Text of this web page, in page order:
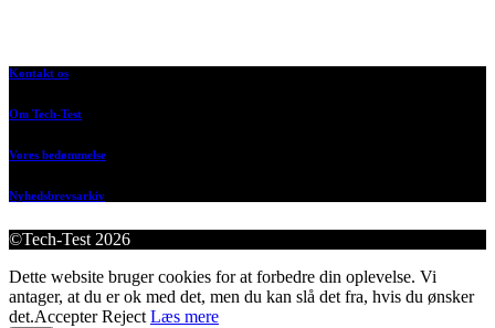
Kontakt os
Om Tech-Test
Vores bedømmelse
Nyhedsbrevsarkiv
©Tech-Test 2026
Dette website bruger cookies for at forbedre din oplevelse. Vi
antager, at du er ok med det, men du kan slå det fra, hvis du ønsker
det.Accepter Reject Læs mere